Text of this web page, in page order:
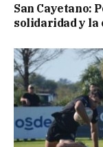
San Cayetano:
solidaridad y la